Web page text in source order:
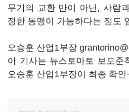
무기의 교환 만이 아닌, 사람
정한 동맹이 가능하다는 점도
오승훈 산업1부장
이 기사는 뉴스토마토 보도준
오승훈 산업1부장이 최종 확인